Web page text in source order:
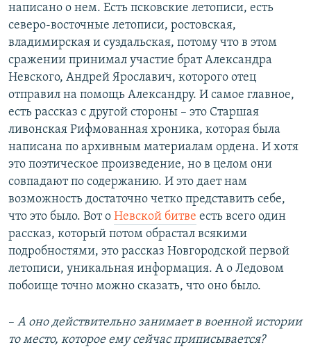
написано о нем. Есть псковские летописи, есть
северо-восточные летописи, ростовская,
владимирская и суздальская, потому что в этом
сражении принимал участие брат Александра
Невского, Андрей Ярославич, которого отец
отправил на помощь Александру. И самое главное,
есть рассказ с другой стороны – это Старшая
ливонская Рифмованная хроника, которая была
написана по архивным материалам ордена. И хотя
это поэтическое произведение, но в целом они
совпадают по содержанию. И это дает нам
возможность достаточно четко представить себе,
что это было. Вот о Невской битве есть всего один
рассказ, который потом обрастал всякими
подробностями, это рассказ Новгородской первой
летописи, уникальная информация. А о Ледовом
побоище точно можно сказать, что оно было.
– А оно действительно занимает в военной истории
то место, которое ему сейчас приписывается?